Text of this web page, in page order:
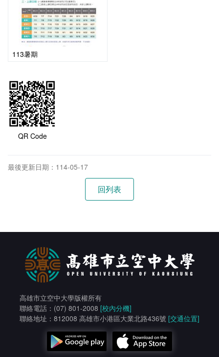
113暑期
QR Code
最後更新日期：114-05-17
高雄市立空中大學版權所有
聯絡電話：(07) 801-2008 [校內分機]
聯絡地址：812008 高雄市小港區大業北路436號 [交通位置]